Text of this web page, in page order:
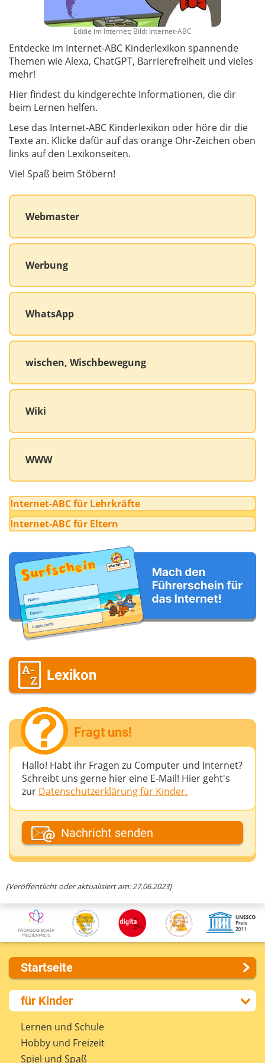
Eddie im Internet; Bild: Internet-ABC
Entdecke im Internet-ABC Kinderlexikon spannende
Themen wie Alexa, ChatGPT, Barrierefreiheit und vieles
mehr!
Hier findest du kindgerechte Informationen, die dir
beim Lernen helfen.
Lese das Internet-ABC Kinderlexikon oder höre dir die
Texte an. Klicke dafür auf das orange Ohr-Zeichen oben
links auf den Lexikonseiten.
Viel Spaß beim Stöbern!
Webmaster
Werbung
WhatsApp
wischen, Wischbewegung
Wiki
WWW
[Veröffentlicht oder aktualisiert am: 27.06.2023]
Internet-ABC für Lehrkräfte
Internet-ABC für Eltern
Lexikon
Fragt uns!
Hallo! Habt ihr Fragen zu Computer und Internet?
Schreibt uns gerne hier eine E-Mail! Hier geht's
zur Datenschutzerklärung für Kinder.
Dein Fantasiename
möchtest)
Deine Nachricht
Nachricht senden
Startseite
Über uns
Presse
Kontakt
Impressum
Internet-ABC Sitemap
für Kinder
Lernen und Schule
Hobby und Freizeit
Spiel und Spaß